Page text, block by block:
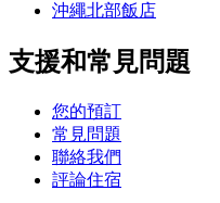
沖繩北部飯店
支援和常見問題
您的預訂
常見問題
聯絡我們
評論住宿